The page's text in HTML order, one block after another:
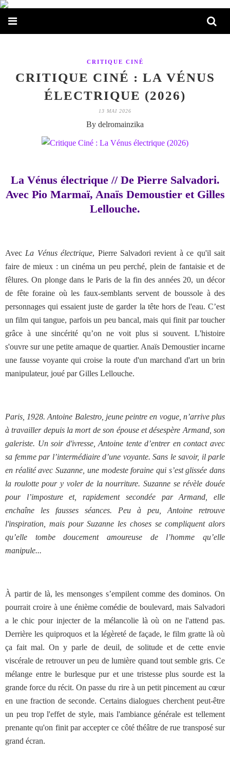
CRITIQUE CINÉ
CRITIQUE CINÉ : LA VÉNUS
ÉLECTRIQUE (2026)
13 MAI 2026
By delromainzika
La Vénus électrique // De Pierre Salvadori.
Avec Pio Marmaï, Anaïs Demoustier et Gilles
Lellouche.
Avec La Vénus électrique, Pierre Salvadori revient à ce qu'il sait
faire de mieux : un cinéma un peu perché, plein de fantaisie et de
fêlures. On plonge dans le Paris de la fin des années 20, un décor
de fête foraine où les faux-semblants servent de boussole à des
personnages qui essaient juste de garder la tête hors de l'eau. C’est
un film qui tangue, parfois un peu bancal, mais qui finit par toucher
grâce à une sincérité qu’on ne voit plus si souvent. L'histoire
s'ouvre sur une petite arnaque de quartier. Anaïs Demoustier incarne
une fausse voyante qui croise la route d'un marchand d'art un brin
manipulateur, joué par Gilles Lellouche.
Paris, 1928. Antoine Balestro, jeune peintre en vogue, n’arrive plus
à travailler depuis la mort de son épouse et désespère Armand, son
galeriste. Un soir d'ivresse, Antoine tente d’entrer en contact avec
sa femme par l’intermédiaire d’une voyante. Sans le savoir, il parle
en réalité avec Suzanne, une modeste foraine qui s’est glissée dans
la roulotte pour y voler de la nourriture. Suzanne se révèle douée
pour l’imposture et, rapidement secondée par Armand, elle
enchaîne les fausses séances. Peu à peu, Antoine retrouve
l'inspiration, mais pour Suzanne les choses se compliquent alors
qu’elle tombe doucement amoureuse de l’homme qu’elle
manipule...
À partir de là, les mensonges s’empilent comme des dominos. On
pourrait croire à une énième comédie de boulevard, mais Salvadori
a le chic pour injecter de la mélancolie là où on ne l'attend pas.
Derrière les quiproquos et la légèreté de façade, le film gratte là où
ça fait mal. On y parle de deuil, de solitude et de cette envie
viscérale de retrouver un peu de lumière quand tout semble gris. Ce
mélange entre le burlesque pur et une tristesse plus sourde est la
grande force du récit. On passe du rire à un petit pincement au cœur
en une fraction de seconde. Certains dialogues cherchent peut-être
un peu trop l'effet de style, mais l'ambiance générale est tellement
prenante qu'on finit par accepter ce côté théâtre de rue transposé sur
grand écran.